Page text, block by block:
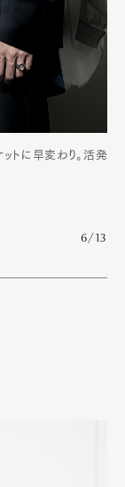
トに早変わり。活発
6/13